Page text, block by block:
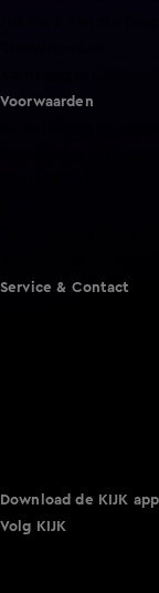
Voorwaarden
Service & Contact
Download de KIJK app
Volg KIJK